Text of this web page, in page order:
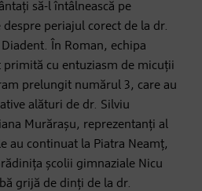
să-l întâlnească pe
periajul corect de la dr.
În Roman, echipa
primită cu entuziasm de micuții
prelungit numărul 3, care au
alături de dr. Silviu
Murărașu, reprezentanți al
au continuat la Piatra Neamț,
școlii gimnaziale Nicu
grijă de dinți de la dr.